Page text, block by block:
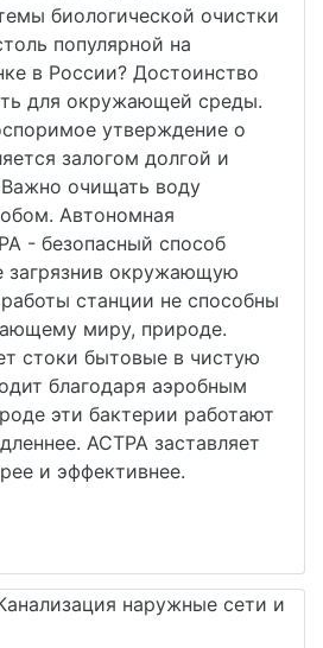
биологической очистки
популярной на
в России? Достоинство
для окружающей среды.
утверждение о
залогом долгой и
очищать воду
Автономная
- безопасный способ
загрязнив окружающую
станции не способны
миру, природе.
стоки бытовые в чистую
благодаря аэробным
эти бактерии работают
АСТРА заставляет
и эффективнее.